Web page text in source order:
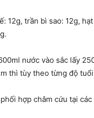
12g, trần bì sao: 12g,
nước vào sắc lấy
thì tùy theo từng độ
hợp châm cứu tại